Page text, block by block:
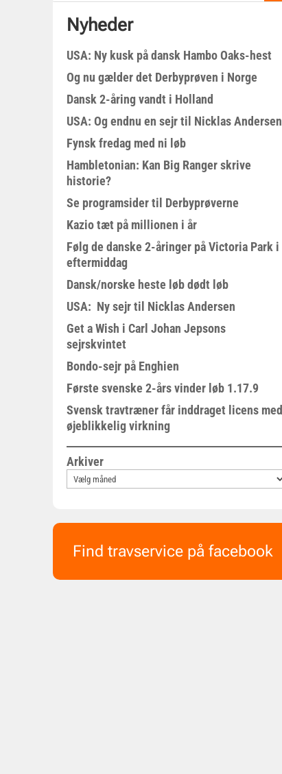
Nyheder
USA: Ny kusk på dansk Hambo Oaks-hest
Og nu gælder det Derbyprøven i Norge
Dansk 2-åring vandt i Holland
USA: Og endnu en sejr til Nicklas Andersen
Fynsk fredag med ni løb
Hambletonian: Kan Big Ranger skrive
historie?
Se programsider til Derbyprøverne
Kazio tæt på millionen i år
Følg de danske 2-åringer på Victoria Park i
eftermiddag
Dansk/norske heste løb dødt løb
USA: Ny sejr til Nicklas Andersen
Get a Wish i Carl Johan Jepsons
sejrskvintet
Bondo-sejr på Enghien
Første svenske 2-års vinder løb 1.17.9
Svensk travtræner får inddraget licens med
øjeblikkelig virkning
Arkiver
Find travservice på facebook